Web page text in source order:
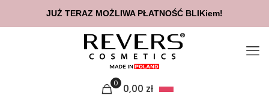
0 0,00 zł
JUŻ TERAZ MOŻLIWA PŁATNOŚĆ BLIKiem!